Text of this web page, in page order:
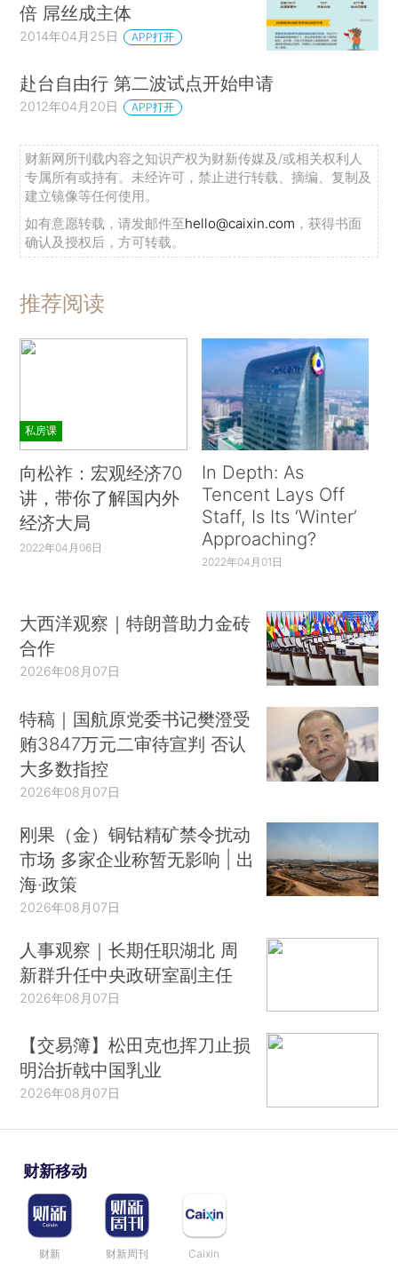
倍 屌丝成主体
2014年04月25日 APP打开
赴台自由行 第二波试点开始申请
2012年04月20日 APP打开
财新网所刊载内容之知识产权为财新传媒及/或相关权利人
专属所有或持有。未经许可，禁止进行转载、摘编、复制及
建立镜像等任何使用。
如有意愿转载，请发邮件至hello@caixin.com ，获得书面
确认及授权后，方可转载。
推荐阅读
私房课
向松祚：宏观经济70
讲，带你了解国内外
经济大局
2022年04月06日
In Depth: As
Tencent Lays Off
Staff, Is Its ‘Winter’
Approaching?
2022年04月01日
大西洋观察｜特朗普助力金砖
合作
2026年08月07日
特稿｜国航原党委书记樊澄受
贿3847万元二审待宣判 否认
大多数指控
2026年08月07日
刚果（金）铜钴精矿禁令扰动
市场 多家企业称暂无影响 | 出
海·政策
2026年08月07日
人事观察｜长期任职湖北 周
新群升任中央政研室副主任
2026年08月07日
【交易簿】松田克也挥刀止损
明治折戟中国乳业
2026年08月07日
财新移动
财新 财新周刊 Caixin